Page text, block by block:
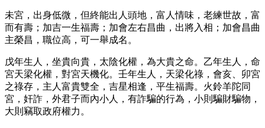
未宮，出身低微，但終能出人頭地，富人情味，老練世故，富
而有壽；加吉一生福壽；加會左右昌曲，出將入相；加會昌曲
主榮昌，職位高，可一舉成名。
戊年生人，坐貴向貴，太陰化權，為大貴之命。乙年生人，命
宮天梁化權，對宮天機化。壬年生人，天梁化祿，會亥、卯宮
之祿存，主人富貴雙全，吉星相逢，平生福壽。火鈴羊陀同
宮，奸詐，外君子而內小人，有詐騙的行為，小則騙財騙物，
大則竊取政府權力。